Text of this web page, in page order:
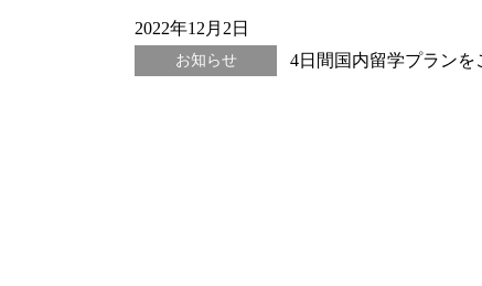
2022年12月2日
お知らせ 4日間国内留学プランを